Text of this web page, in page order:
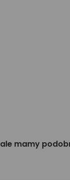
ale mamy